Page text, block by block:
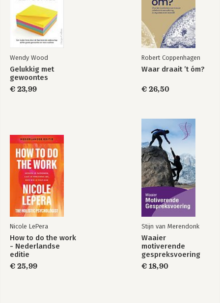
8. Intuïtie: vertrouw op je buikgevoel
9. Motivatie: veerkrachtig blijven om je doelen te bereiken
10. Ratio: goede beslissingen nemen
11. Creativiteit: ontwerp je ideale toekomst
Deel 4 De Bron aanzwengelen
12. Stap 1: groter bewustzijn - zet je automatische piloot uit
13. Stap 2: zet het op je action board
14. Stap 3: gefocuste aandacht - neuroplasticiteit in actie
15. Stap 4: bewuste oefening - de Bron komt tot leven
Bibliografie
Dankwoord
Register
Wendy Wood
Gelukkig met
gewoontes
€ 23,99
Robert Coppenhagen
Waar draait ’t óm?
€ 26,50
Nicole LePera
How to do the work
- Nederlandse
editie
€ 25,99
Stijn van Merendonk
Waaier
motiverende
gespreksvoering
€ 18,90